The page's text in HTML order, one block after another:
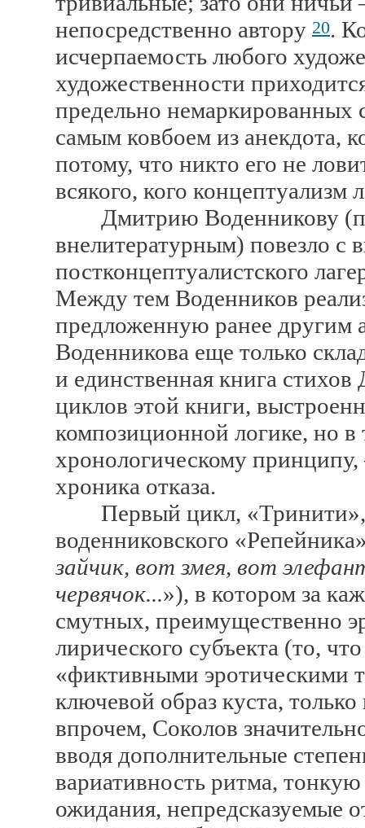
непосредственно автору 20.
исчерпаемость любого
художественности
предельно немаркированных
самым ковбоем из анекдота,
потому, что никто его не
всякого, кого
Дмитрию Воденникову
внелитературным) повезло с
постконцептуалистского
Между тем Воденников
предложенную ранее другим
Воденникова еще только
и единственная книга
циклов этой книги,
композиционной логике, но
хронологическому
хроника отказа.
Первый цикл, «Тринити»,
воденниковского
зайчик, вот змея, вот
червячок...»), в котором за
смутных, преимущественно
лирического субъекта (то,
«фиктивными эротическими
ключевой образ куста,
впрочем, Соколов
вводя дополнительные
вариативность ритма,
ожидания, непредсказуемые